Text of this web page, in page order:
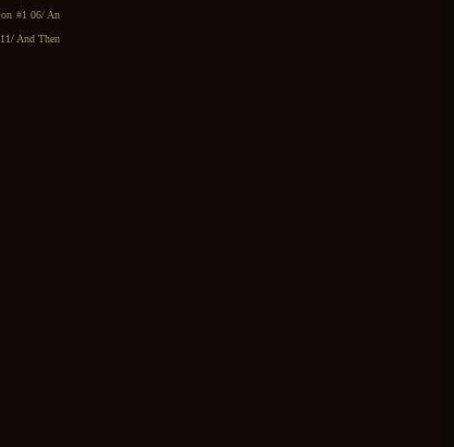
#1 06/ An
And Then